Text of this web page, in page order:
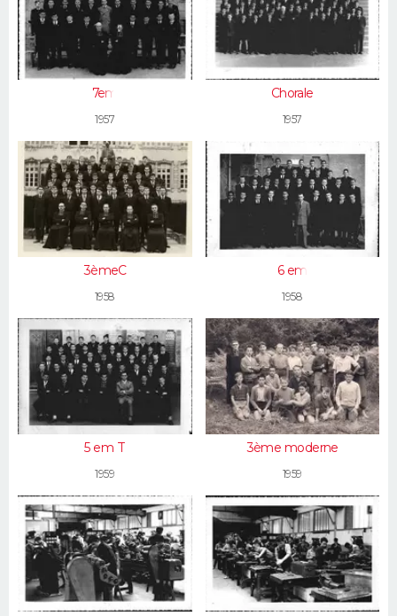
7em
1957
Chorale
1957
3èmeC
1958
6 em
1958
5 em T
1959
3ème moderne
1959